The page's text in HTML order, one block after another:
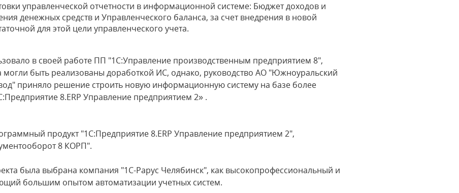
управленческой отчетности в информационной системе: Бюджет доходов и
денежных средств и Управленческого баланса, за счет внедрения в новой
для этой цели управленческого учета.
в своей работе ПП "1С:Управление производственным предприятием 8",
могли быть реализованы доработкой ИС, однако, руководство АО "Южноуральский
приняло решение строить новую информационную систему на базе более
8.ERP Управление предприятием 2» .
продукт "1С:Предприятие 8.ERP Управление предприятием 2",
8 КОРП".
была выбрана компания "1С-Рарус Челябинск", как высокопрофессиональный и
большим опытом автоматизации учетных систем.